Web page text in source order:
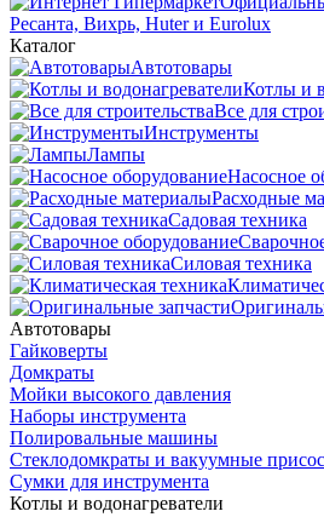
Ресанта, Вихрь, Huter и Eurolux
Каталог
Автотовары
Котлы и
Все для
Инструменты
Лампы
Насосное
Расходные
Садовая техника
Силовая техника
Автотовары
Гайковерты
Домкраты
Мойки высокого давления
Наборы инструмента
Полировальные машины
Стеклодомкраты и вакуумные
Сумки для инструмента
Котлы и водонагреватели